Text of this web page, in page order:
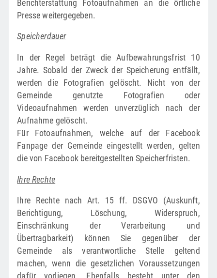
Berichterstattung Fotoaufnahmen an die örtliche
Presse weitergegeben.
Speicherdauer
In der Regel beträgt die Aufbewahrungsfrist 10
Jahre. Sobald der Zweck der Speicherung entfällt,
werden die Fotografien gelöscht. Nicht von der
Gemeinde genutzte Fotografien oder
Videoaufnahmen werden unverzüglich nach der
Aufnahme gelöscht.
Für Fotoaufnahmen, welche auf der Facebook
Fanpage der Gemeinde eingestellt werden, gelten
die von Facebook bereitgestellten Speicherfristen.
Ihre Rechte
Ihre Rechte nach Art. 15 ff. DSGVO (Auskunft,
Berichtigung, Löschung, Widerspruch,
Einschränkung der Verarbeitung und
Übertragbarkeit) können Sie gegenüber der
Gemeinde als verantwortliche Stelle geltend
machen, wenn die gesetzlichen Voraussetzungen